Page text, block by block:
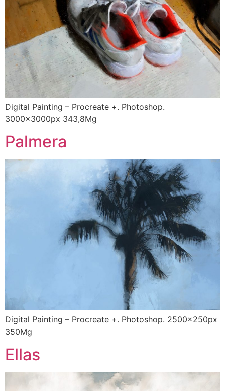
Digital Painting – Procreate +. Photoshop.
3000x3000px 343,8Mg
Palmera
Digital Painting – Procreate +. Photoshop. 2500x250px
350Mg
Ellas